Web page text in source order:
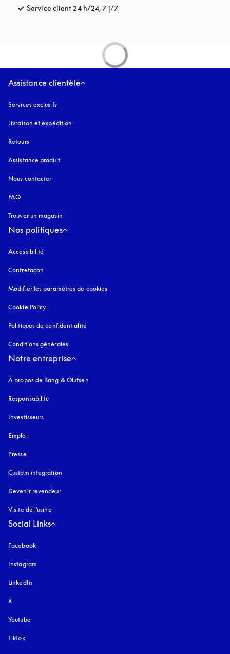
Service client 24 h/24, 7 j/7s’ouvre dans un nouvel onglet
Assistance clientèle
Services exclusifs
Livraison et expédition
Retours
Assistance produit
Nous contacter
FAQ
Trouver un magasin
Nos politiques
Accessibilité
Contrefaçon
Modifier les paramètres de cookies
Cookie Policy
Politiques de confidentialité
Conditions générales
Notre entreprise
À propos de Bang & Olufsen
Responsabilité
Investisseurs
Emploi
Presse
Custom integration
Devenir revendeur
Visite de l'usine
Social Links
Facebook
Instagram
LinkedIn
X
Youtube
TikTok